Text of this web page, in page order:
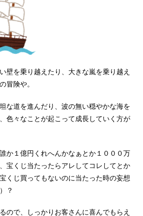
壁を乗り越えたり、大きな嵐を乗り越え
冒険や。
な道を進んだり、波の無い穏やかな海を
色々なことが起こって成長していく方が
か１億円くれへんかなぁとか１０００万
宝くじ当たったらアレしてコレしてとか
くじ買ってもないのに当たった時の妄想
？
ので、しっかりお客さんに喜んでもらえ